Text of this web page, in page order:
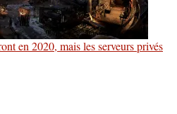
en 2020, mais les serveurs privés